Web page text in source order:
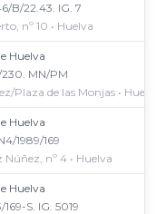
B/22.43. IG. 7
nº 10 • Huelva
Huelva
MN/PM
Plaza de las Monjas •
Huelva
1989/169
Núñez, nº 4 • Huelva
Huelva
S. IG. 5019